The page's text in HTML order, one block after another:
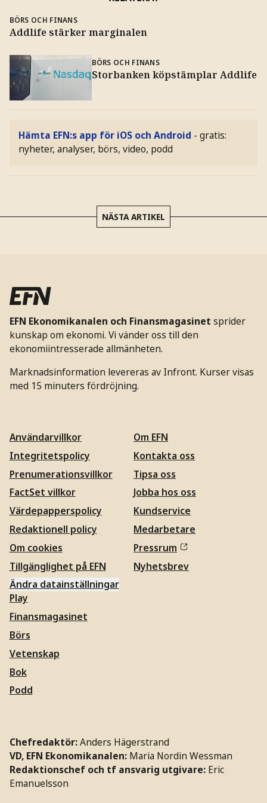
BÖRS OCH FINANS
Addlife stärker marginalen
BÖRS OCH FINANS
Storbanken köpstämplar Addlife
Hämta EFN:s app för iOS och Android - gratis:
nyheter, analyser, börs, video, podd
NÄSTA ARTIKEL
EFN Ekonomikanalen och Finansmagasinet sprider
kunskap om ekonomi. Vi vänder oss till den
ekonomiintresserade allmänheten.
Marknadsinformation levereras av Infront. Kurser visas
med 15 minuters fördröjning.
Användarvillkor
Integritetspolicy
Prenumerationsvillkor
FactSet villkor
Värdepapperspolicy
Redaktionell policy
Om cookies
Tillgänglighet på EFN
Ändra datainställningar
Om EFN
Kontakta oss
Tipsa oss
Jobba hos oss
Kundservice
Medarbetare
Pressrum
Nyhetsbrev
Play
Finansmagasinet
Börs
Vetenskap
Bok
Podd
Chefredaktör:Anders Hägerstrand
VD, EFN Ekonomikanalen: Maria Nordin Wessman
Redaktionschef och tf ansvarig utgivare: Eric
Emanuelsson